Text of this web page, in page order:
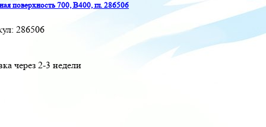
поверхность 700, B400, гл. 286506
286506
через 2-3 недели